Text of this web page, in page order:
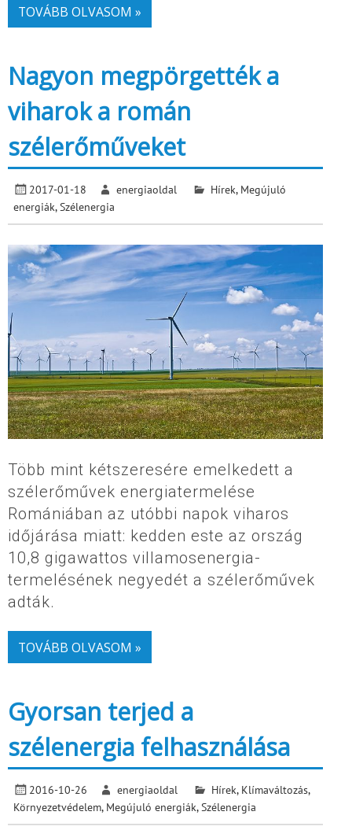
TOVÁBB OLVASOM »
Nagyon megpörgették a
viharok a román
szélerőműveket
2017-01-18 energiaoldal Hírek, Megújuló
energiák, Szélenergia
Több mint kétszeresére emelkedett a
szélerőművek energiatermelése
Romániában az utóbbi napok viharos
időjárása miatt: kedden este az ország
10,8 gigawattos villamosenergia-
termelésének negyedét a szélerőművek
adták.
TOVÁBB OLVASOM »
Gyorsan terjed a
szélenergia felhasználása
2016-10-26 energiaoldal Hírek, Klímaváltozás,
Környezetvédelem, Megújuló energiák, Szélenergia